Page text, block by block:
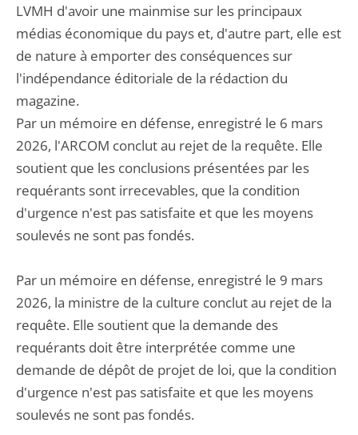
LVMH d'avoir une mainmise sur les principaux
médias économique du pays et, d'autre part, elle est
de nature à emporter des conséquences sur
l'indépendance éditoriale de la rédaction du
magazine.
Par un mémoire en défense, enregistré le 6 mars
2026, l'ARCOM conclut au rejet de la requête. Elle
soutient que les conclusions présentées par les
requérants sont irrecevables, que la condition
d'urgence n'est pas satisfaite et que les moyens
soulevés ne sont pas fondés.
Par un mémoire en défense, enregistré le 9 mars
2026, la ministre de la culture conclut au rejet de la
requête. Elle soutient que la demande des
requérants doit être interprétée comme une
demande de dépôt de projet de loi, que la condition
d'urgence n'est pas satisfaite et que les moyens
soulevés ne sont pas fondés.